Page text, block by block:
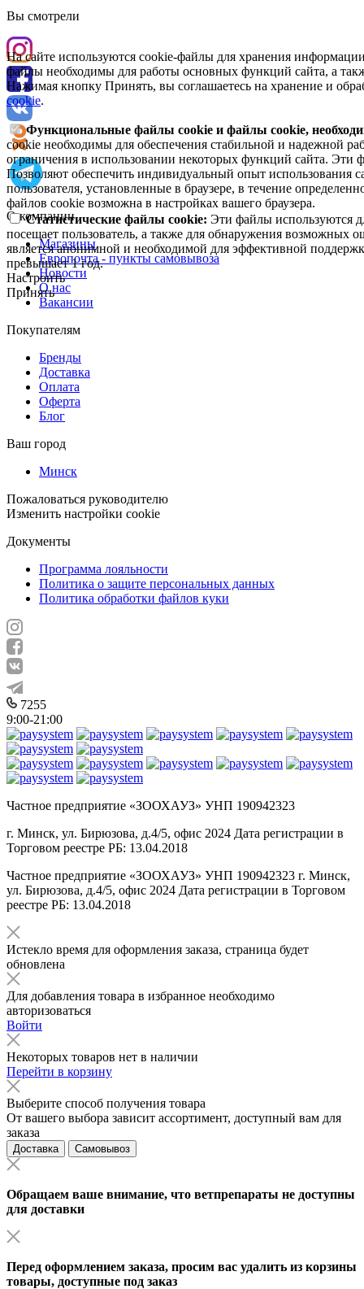
Вы смотрели
На сайте используются cookie-файлы для хранения
файлы необходимы для работы основных функций сайта, а
Нажимая кнопку Принять, вы соглашаетесь на хранение и
cookie.
Функциональные файлы cookie и файлы cookie,
cookie необходимы для обеспечения стабильной и надежной
ограничения в использовании некоторых функций сайта. Эти
Позволяют обеспечить индивидуальный опыт использования
пользователя, установленные в браузере, в течение
файлов cookie возможна в настройках вашего браузера.
Статистические файлы cookie: Эти файлы используются
посещает пользователь, а также для обнаружения возможных
является анонимной и необходимой для эффективной
превышает 1 год.
Настроить
Принять
О компании
Магазины
Европочта - пункты самовывоза
Новости
О нас
Вакансии
Покупателям
Бренды
Доставка
Оплата
Оферта
Блог
Ваш город
Минск
Пожаловаться руководителю
Изменить настройки cookie
Документы
Программа лояльности
Политика о защите персональных данных
Политика обработки файлов куки
7255
9:00-21:00
Частное предприятие «ЗООХАУЗ» УНП 190942323
г. Минск, ул. Бирюзова, д.4/5, офис 2024 Дата регистрации в
Торговом реестре РБ: 13.04.2018
Частное предприятие «ЗООХАУЗ» УНП 190942323 г. Минск,
ул. Бирюзова, д.4/5, офис 2024 Дата регистрации в Торговом
реестре РБ: 13.04.2018
Истекло время для оформления заказа, страница будет
обновлена
Для добавления товара в избранное необходимо
авторизоваться
Войти
Некоторых товаров нет в наличии
Перейти в корзину
Выберите способ получения товара
От вашего выбора зависит ассортимент, доступный вам для
заказа
Доставка Самовывоз
Обращаем ваше внимание, что ветпрепараты не доступны
для доставки
Перед оформлением заказа, просим вас удалить из корзины
товары, доступные под заказ